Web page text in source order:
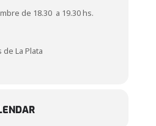
de 18.30 a 19.30 hs.
La Plata